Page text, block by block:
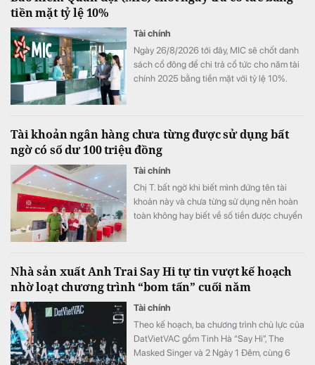
tiền mặt tỷ lệ 10%
Tài chính
Ngày 26/8/2026 tới đây, MIC sẽ chốt danh
sách cổ đông để chi trả cổ tức cho năm tài
chính 2025 bằng tiền mặt với tỷ lệ 10%.
Tài khoản ngân hàng chưa từng được sử dụng bất
ngờ có số dư 100 triệu đồng
Tài chính
Chị T. bất ngờ khi biết mình đứng tên tài
khoản này và chưa từng sử dụng nên hoàn
toàn không hay biết về số tiền được chuyển
Nhà sản xuất Anh Trai Say Hi tự tin vượt kế hoạch
nhờ loạt chương trình “bom tấn” cuối năm
Tài chính
Theo kế hoạch, ba chương trình chủ lực của
DatVietVAC gồm Tinh Hà “Say Hi”, The
Masked Singer và 2 Ngày 1 Đêm, cùng 6